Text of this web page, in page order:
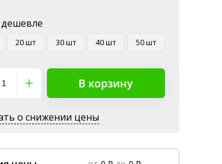
20 шт 30 шт 40 шт 50 шт
В корзину
о снижении цены